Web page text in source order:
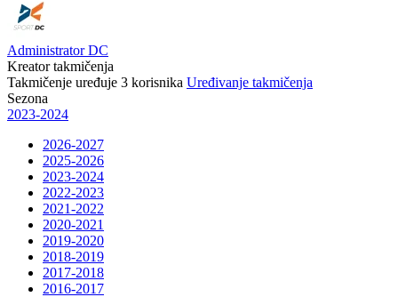
Administrator DC
Kreator takmičenja
Takmičenje uređuje 3 korisnika Uređivanje takmičenja
Sezona
2023-2024
2026-2027
2025-2026
2023-2024
2022-2023
2021-2022
2020-2021
2019-2020
2018-2019
2017-2018
2016-2017